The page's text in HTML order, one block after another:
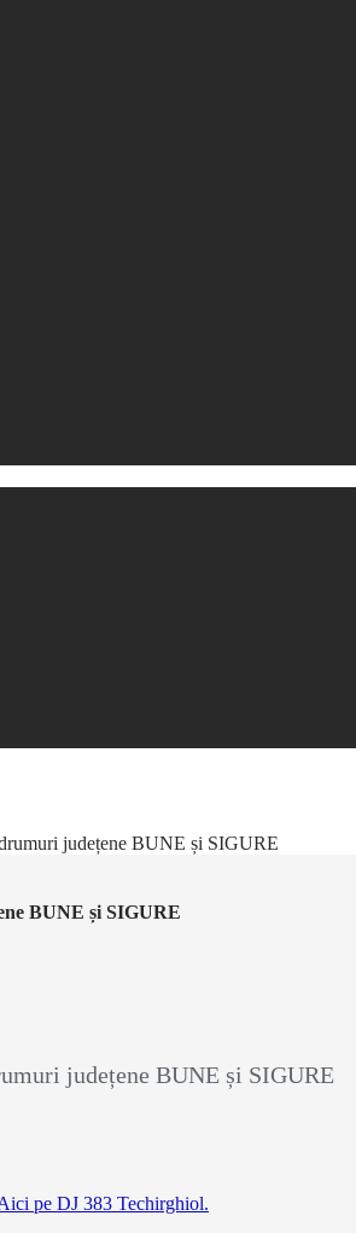
județene BUNE și SIGURE
BUNE și SIGURE
județene BUNE și SIGURE
pe DJ 383 Techirghiol.